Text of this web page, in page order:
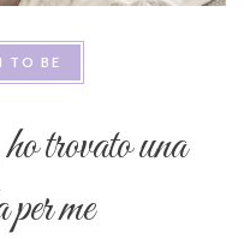
TO BE
trovato una
per me